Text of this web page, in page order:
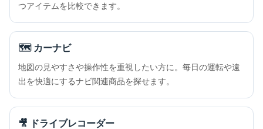
つアイテムを比較できます。
🗺️ カーナビ
地図の見やすさや操作性を重視したい方に。毎日の運転や遠
出を快適にするナビ関連商品を探せます。
🎥 ドライブレコーダー